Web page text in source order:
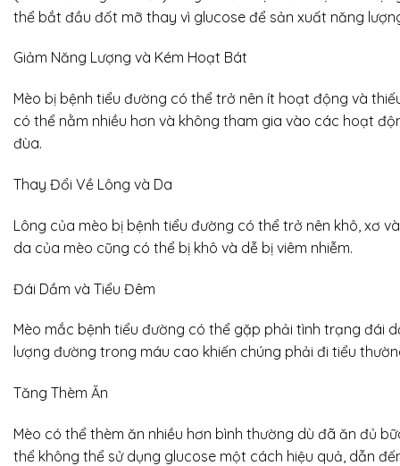
thể bắt đầu đốt mỡ thay vì glucose để sản xuất năng
Giảm Năng Lượng và Kém Hoạt Bát
Mèo bị bệnh tiểu đường có thể trở nên ít hoạt động và
có thể nằm nhiều hơn và không tham gia vào các hoạt
đùa.
Thay Đổi Về Lông và Da
Lông của mèo bị bệnh tiểu đường có thể trở nên khô, xơ
da của mèo cũng có thể bị khô và dễ bị viêm nhiễm.
Đái Dầm và Tiểu Đêm
Mèo mắc bệnh tiểu đường có thể gặp phải tình trạng đái
lượng đường trong máu cao khiến chúng phải đi tiểu
Tăng Thèm Ăn
Mèo có thể thèm ăn nhiều hơn bình thường dù đã ăn đủ
thể không thể sử dụng glucose một cách hiệu quả, dẫn